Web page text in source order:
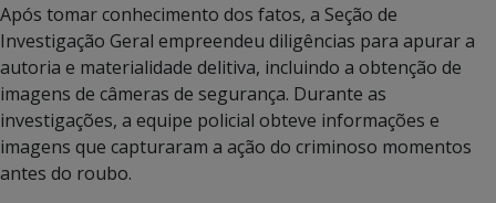
Após tomar conhecimento dos fatos, a Seção de
Investigação Geral empreendeu diligências para apurar a
autoria e materialidade delitiva, incluindo a obtenção de
imagens de câmeras de segurança. Durante as
investigações, a equipe policial obteve informações e
imagens que capturaram a ação do criminoso momentos
antes do roubo.